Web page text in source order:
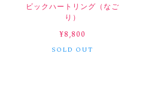
ビックハートリング（なご
り）
¥8,800
SOLD OUT